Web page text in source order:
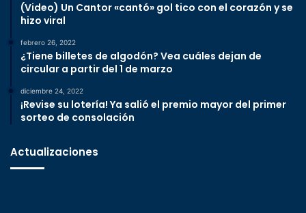
(Video) Un Cantor «cantó» gol tico con el corazón y se
hizo viral
febrero 26, 2022
¿Tiene billetes de algodón? Vea cuáles dejan de
circular a partir del 1 de marzo
diciembre 24, 2022
¡Revise su lotería! Ya salió el premio mayor del primer
sorteo de consolación
Actualizaciones